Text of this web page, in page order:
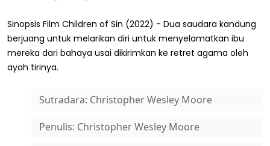
Sinopsis Film Children of Sin (2022) - Dua saudara kandung
berjuang untuk melarikan diri untuk menyelamatkan ibu
mereka dari bahaya usai dikirimkan ke retret agama oleh
ayah tirinya.
Sutradara: Christopher Wesley Moore
Penulis: Christopher Wesley Moore